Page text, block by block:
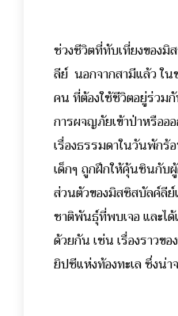
ช่วงชีวิตที่ทับเที่ยงของมิ
ลีย์ นอกจากสามีแล้ว ใ
คน ที่ต้องใช้ชีวิตอยู่ร่วม
การผจญภัยเข้าป่าหรืออ
เรื่องธรรมดาในวันพัก
เด็กๆ ถูกฝึกให้คุ้นชินกับ
ส่วนตัวของมิสซิสบัลค์ลีย์
ชาติพันธุ์ที่พบเจอ และไ
ด้วยกัน เช่น เรื่องราวข
ยิปซีแห่งท้องทะเล ซึ่งน่